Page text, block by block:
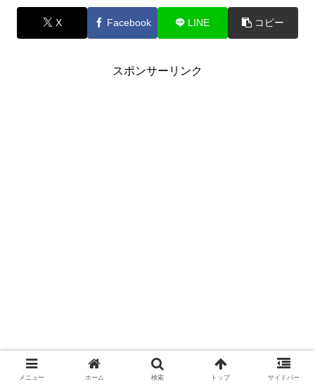
X Facebook LINE コピー
スポンサーリンク
メニュー ホーム 検索 トップ サイドバー